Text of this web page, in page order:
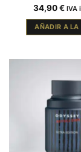
34,90€ IVA
AÑADIR A LA